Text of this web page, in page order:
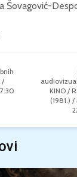
Šovagović-
/
KINO /
(1981.)